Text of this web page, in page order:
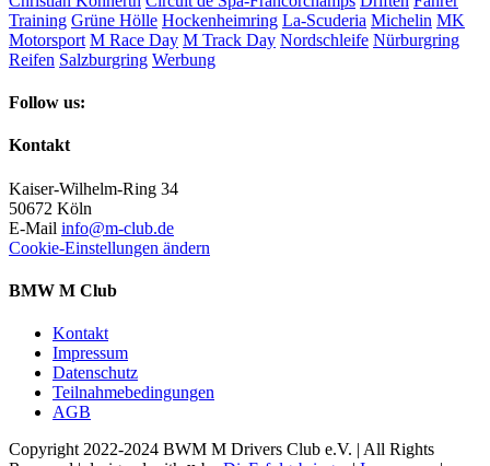
Training Grüne Hölle Hockenheimring La-Scuderia Michelin MK
Motorsport M Race Day M Track Day Nordschleife Nürburgring
Reifen Salzburgring Werbung
Follow us:
Kontakt
Kaiser-Wilhelm-Ring 34
50672 Köln
E-Mail info@m-club.de
Cookie-Einstellungen ändern
BMW M Club
Kontakt
Impressum
Datenschutz
Teilnahmebedingungen
AGB
Copyright 2022-2024 BWM M Drivers Club e.V. | All Rights